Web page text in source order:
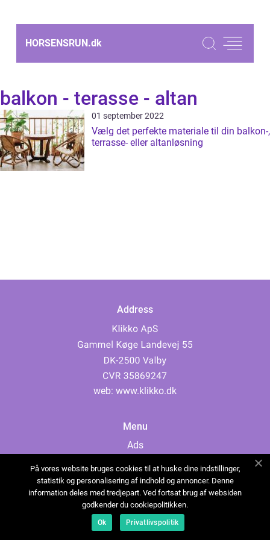
HORSENSRUN.dk
balkon - terasse - altan
01 september 2022
Vælg det perfekte materiale til din balkon-,
terrasse- eller altanløsning
Address
web: www.klikko.dk
Menu
Ads
Cookies
Contact
Sitemap
På vores website bruges cookies til at huske dine indstillinger,
statistik og personalisering af indhold og annoncer. Denne
information deles med tredjepart. Ved fortsat brug af websiden
godkender du cookiepolitikken.
Ok Privatlivspolitik